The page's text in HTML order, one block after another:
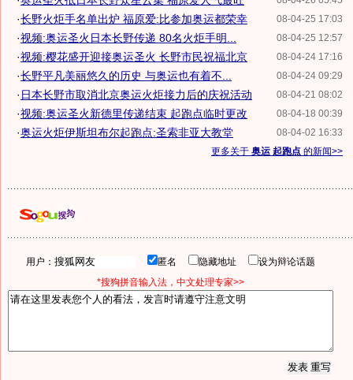
08-04-25 17:03
·长野火炬手名单出炉 福原爱:比参加奥运都荣幸
08-04-25 12:57
·视频:奥运圣火日本长野传递 80名火炬手明...
08-04-24 17:16
·视频:樱花盛开迎接奥运圣火 长野市民祝福北京
08-04-24 09:29
·长野平凡美丽悠久的历史 与奥运也有着不...
08-04-21 08:02
· 日本长野市取消北京奥运火炬接力后的庆祝活动
08-04-18 00:39
·视频:奥运圣火新德里传递结束 起跑点临时更改
08-04-02 16:33
·奥运火炬伊斯坦布尔起跑点:圣索非亚大教堂
更多关于 奥运 起跑点 的新闻>>
用户： 匿名 隐藏地址
设为辩论话题
*搜狗拼音输入法，中文处理专家>>